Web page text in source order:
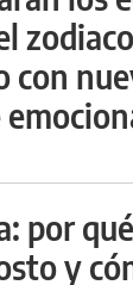
con
por
y